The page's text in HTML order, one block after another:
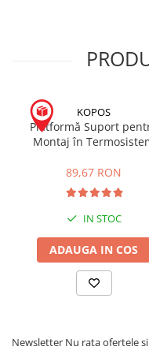
KOPOS
Platformă Suport
Montaj în
89,67 RON
IN STOC
ADAUGA IN COS
Newsletter Nu rata ofertele